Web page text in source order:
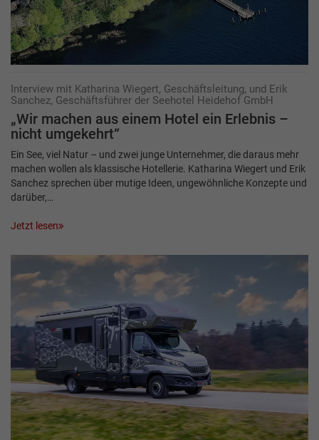
Interview mit Katharina Wiegert, Geschäftsleitung, und Erik
Sanchez, Geschäftsführer der Seehotel Heidehof GmbH
„Wir machen aus einem Hotel ein Erlebnis –
nicht umgekehrt“
Ein See, viel Natur – und zwei junge Unternehmer, die daraus mehr
machen wollen als klassische Hotellerie. Katharina Wiegert und Erik
Sanchez sprechen über mutige Ideen, ungewöhnliche Konzepte und
darüber,…
Jetzt lesen